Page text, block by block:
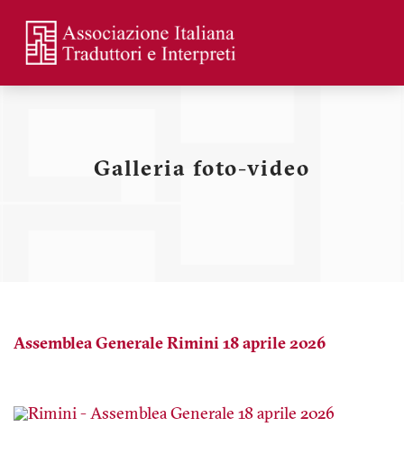
main
content
profilo
Galleria foto-video
Assemblea Generale Rimini 18 aprile 2026